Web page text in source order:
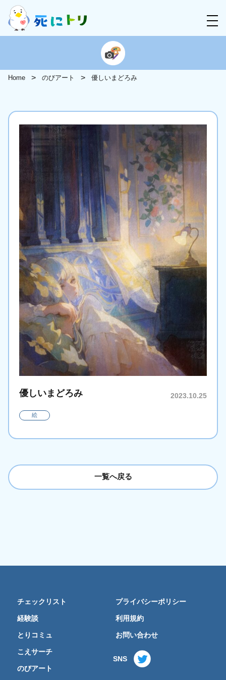
Home のびアート 優しいまどろみ
優しいまどろみ 2023.10.25
絵
一覧へ戻る
チェックリスト
経験談
とりコミュ
こえサーチ
のびアート
プライバシーポリシー
利用規約
お問い合わせ
SNS